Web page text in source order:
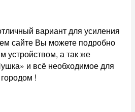
вариант для усиления
сайте Вы можете подробно
устройством, а так же
и всё необходимое для
!